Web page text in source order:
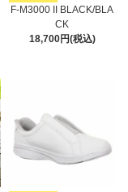
F-M3000 II BLACK/BLA
CK
18,700円(税込)